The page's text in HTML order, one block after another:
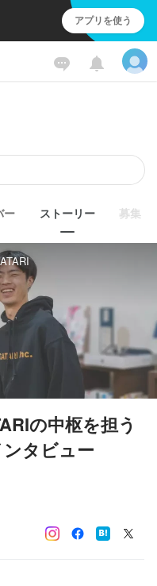
アプリを使う
ー ストーリー 募集
の中枢を担う
タビュー